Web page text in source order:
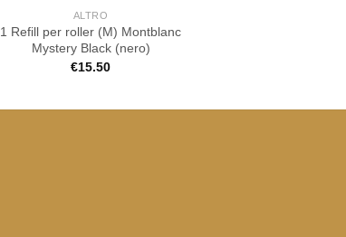
ALTRO
1 Refill per roller (M) Montblanc
Mystery Black (nero)
€15.50